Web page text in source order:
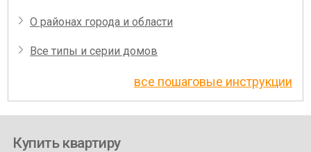
О районах города и области
Все типы и серии домов
все пошаговые инструкции
Купить квартиру